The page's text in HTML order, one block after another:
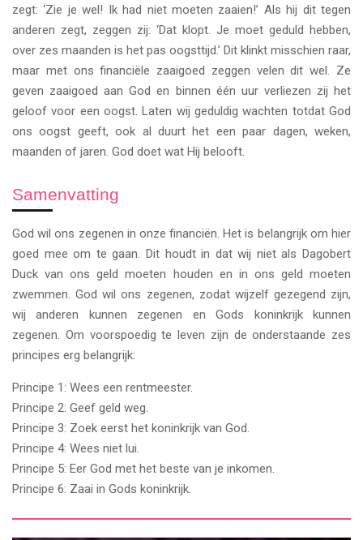
zegt: ‘Zie je wel! Ik had niet moeten zaaien!’ Als hij dit tegen
anderen zegt, zeggen zij: ‘Dat klopt. Je moet geduld hebben,
over zes maanden is het pas oogsttijd.’ Dit klinkt misschien raar,
maar met ons financiële zaaigoed zeggen velen dit wel. Ze
geven zaaigoed aan God en binnen één uur verliezen zij het
geloof voor een oogst. Laten wij geduldig wachten totdat God
ons oogst geeft, ook al duurt het een paar dagen, weken,
maanden of jaren. God doet wat Hij belooft.
Samenvatting
God wil ons zegenen in onze financiën. Het is belangrijk om hier
goed mee om te gaan. Dit houdt in dat wij niet als Dagobert
Duck van ons geld moeten houden en in ons geld moeten
zwemmen. God wil ons zegenen, zodat wijzelf gezegend zijn,
wij anderen kunnen zegenen en Gods koninkrijk kunnen
zegenen. Om voorspoedig te leven zijn de onderstaande zes
principes erg belangrijk:
Principe 1: Wees een rentmeester.
Principe 2: Geef geld weg.
Principe 3: Zoek eerst het koninkrijk van God.
Principe 4: Wees niet lui.
Principe 5: Eer God met het beste van je inkomen.
Principe 6: Zaai in Gods koninkrijk.